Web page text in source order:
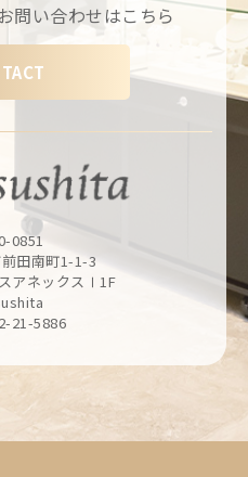
問い合わせはこちら
0851
田南町1-1-3
アネックスⅠ1F
21-5886